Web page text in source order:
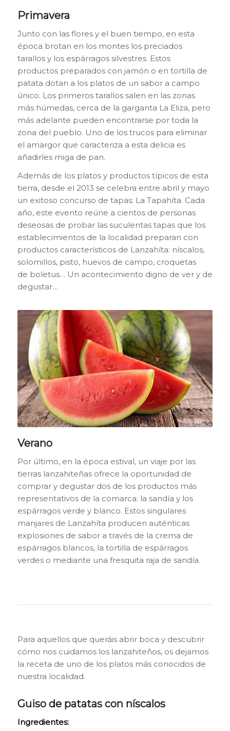
Primavera
Junto con las flores y el buen tiempo, en esta
época brotan en los montes los preciados
tarallosy los espárragos silvestres. Estos
productos preparados con jamón o en tortilla de
patata dotan a los platos de un sabor a campo
único. Los primeros tarallossalen en las zonas
más húmedas, cerca de la garganta La Eliza, pero
más adelante pueden encontrarse por toda la
zona del pueblo. Uno de los trucos para eliminar
el amargor que caracteriza a esta delicia es
añadirles miga de pan.
Además de los platos y productos típicos de esta
tierra, desde el 2013 se celebra entre abril y mayo
un exitoso concurso de tapas: La Tapahíta. Cada
año, este evento reúne a cientos de personas
deseosas de probar las suculentas tapas que los
establecimientos de la localidad preparan con
productos característicos de Lanzahíta: níscalos,
solomillos, pisto, huevos de campo, croquetas
de boletus… Un acontecimiento digno de ver y de
degustar…
Verano
Por último, en la época estival, un viaje por las
tierras lanzahiteñas ofrece la oportunidad de
comprar y degustar dos de los productos más
representativos de la comarca: la sandía y los
espárragos verde y blanco. Estos singulares
manjares de Lanzahíta producen auténticas
explosiones de sabor a través de la crema de
espárragos blancos, la tortilla de espárragos
verdes o mediante una fresquita raja de sandía.
Para aquellos que queráis abrir boca y descubrir
cómo nos cuidamos los lanzahiteños, os dejamos
la receta de uno de los platos más conocidos de
nuestra localidad.
Guiso de patatas con níscalos
Ingredientes: